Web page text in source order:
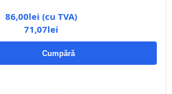
86,00lei (cu TVA)
71,07lei
Cumpără